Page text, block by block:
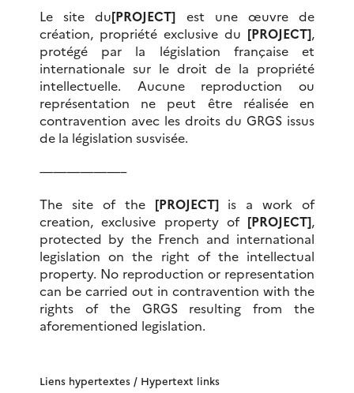
Le site du[PROJECT] est une œuvre de
création, propriété exclusive du [PROJECT],
protégé par la législation française et
internationale sur le droit de la propriété
intellectuelle. Aucune reproduction ou
représentation ne peut être réalisée en
contravention avec les droits du GRGS issus
de la législation susvisée.
——————–
The site of the [PROJECT]is a work of
creation, exclusive property of [PROJECT],
protected by the French and international
legislation on the right of the intellectual
property. No reproduction or representation
can be carried out in contravention with the
rights of the GRGS resulting from the
aforementioned legislation.
Liens hypertextes / Hypertext links